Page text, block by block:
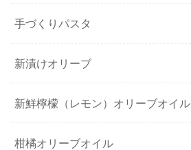
手づくりパスタ
新漬けオリーブ
新鮮檸檬（レモン）オリーブオイル
柑橘オリーブオイル